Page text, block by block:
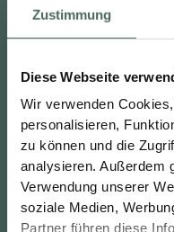
Zustimmung
Diese Webseite
Wir verwenden
personalisieren,
zu können und die
analysieren. Außerdem
Verwendung unserer
soziale Medien,
Partner führen diese
Beliebte Beiträge
6 Tipps, wie Sie
werben können
Die aktuellen